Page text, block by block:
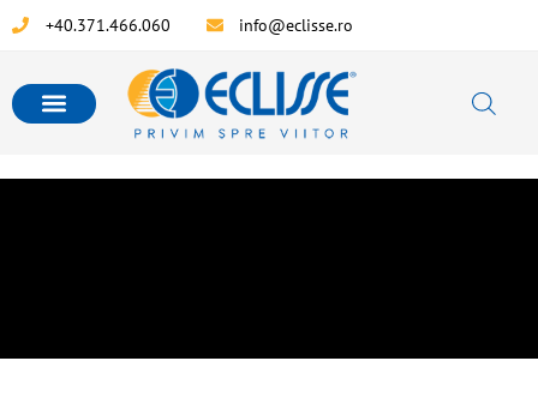
+40.371.466.060 info@eclisse.ro